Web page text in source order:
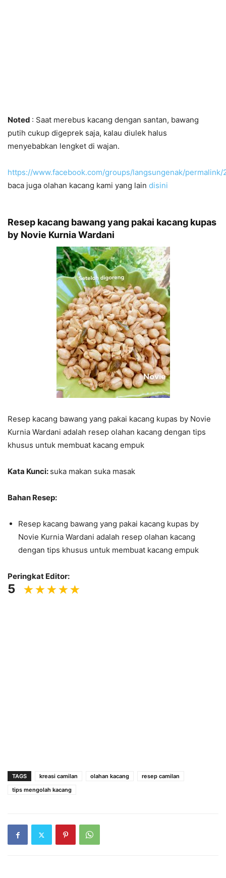
Noted : Saat merebus kacang dengan santan, bawang
putih cukup digeprek saja, kalau diulek halus
menyebabkan lengket di wajan.
https://www.facebook.com/groups/langsungenak/permalink/
baca juga olahan kacang kami yang lain disini
Resep kacang bawang yang pakai kacang kupas
by Novie Kurnia Wardani
Resep kacang bawang yang pakai kacang kupas by Novie
Kurnia Wardani adalah resep olahan kacang dengan tips
khusus untuk membuat kacang empuk
Kata Kunci: suka makan suka masak
Bahan Resep:
Resep kacang bawang yang pakai kacang kupas by
Novie Kurnia Wardani adalah resep olahan kacang
dengan tips khusus untuk membuat kacang empuk
Peringkat Editor:
5
TAGS kreasi camilan olahan kacang
resep camilan
tips mengolah kacang